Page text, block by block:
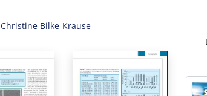
Christine Bilke-Krause